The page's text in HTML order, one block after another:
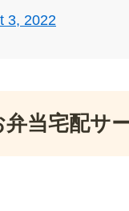
3, 2022
当宅配サ